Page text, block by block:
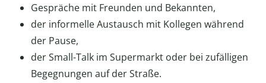
Gespräche mit Freunden und Bekannten,
der informelle Austausch mit Kollegen während
der Pause,
der Small-Talk im Supermarkt oder bei zufälligen
Begegnungen auf der Straße.